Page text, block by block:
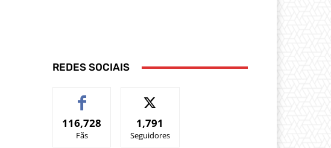
REDES SOCIAIS
116,728
Fãs
1,791
Seguidores